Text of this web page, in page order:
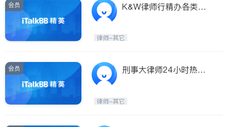
会员
K&W律师行精办各类刑
律师-其它
会员
刑事大律师24小时热线
律师-其它